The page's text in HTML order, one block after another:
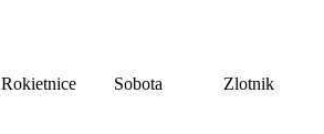
Rokietnice Sobota Zlotnik